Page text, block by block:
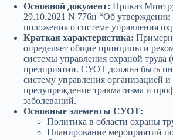
Основной документ: Приказ
29.10.2021 N 776н “Об
положения о системе управления
Краткая характеристика:
определяет общие принципы и
системы управления охраной
предприятии. СУОТ должна быть
систему управления организацией и
предупреждение травматизма и
заболеваний.
Основные элементы СУОТ:
Политика в области охраны
Планирование мероприятий